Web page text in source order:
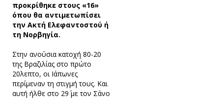
προκρίθηκε στους «16»
όπου θα αντιμετωπίσει
την Ακτή Ελεφαντοστού ή
τη Νορβηγία.
Στην ανούσια κατοχή 80-20
της Βραζιλίας στο πρώτο
20λεπτο, οι Ιάπωνες
περίμεναν τη στιγμή τους. Και
αυτή ήλθε στο 29΄ με τον Σάνο